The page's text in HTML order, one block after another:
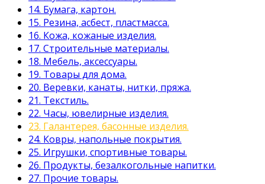
14. Бумага, картон.
15. Резина, асбест, пластмасса.
16. Кожа, кожаные изделия.
17. Строительные материалы.
18. Мебель, аксессуары.
19. Товары для дома.
20. Веревки, канаты, нитки, пряжа.
21. Текстиль.
22. Часы, ювелирные изделия.
23. Галантерея, басонные изделия.
24. Ковры, напольные покрытия.
25. Игрушки, спортивные товары.
26. Продукты, безалкогольные напитки.
27. Прочие товары.